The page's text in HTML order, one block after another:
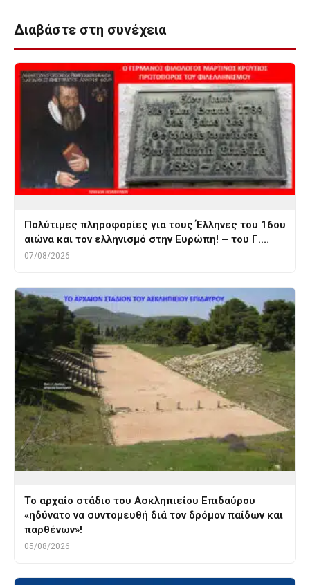
Διαβάστε στη συνέχεια
Πολύτιμες πληροφορίες για τους Έλληνες του 16ου
αιώνα και τον ελληνισμό στην Ευρώπη! – του Γ.…
07/08/2026
Το αρχαίο στάδιο του Ασκληπιείου Επιδαύρου
«ηδύνατο να συντομευθή διά τον δρόμον παίδων και
παρθένων»!
05/08/2026